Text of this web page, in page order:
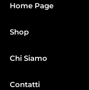
Home Page
Shop
Chi Siamo
Contatti